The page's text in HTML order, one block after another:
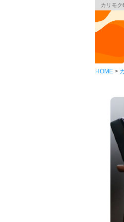
カリモ
HOME